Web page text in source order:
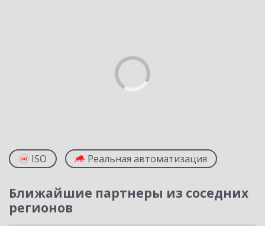
ISO Реальная автоматизация
Ближайшие партнеры из соседних
регионов